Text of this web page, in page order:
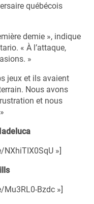
québécois
demie », indique
« À l’attaque,
»
jeux et ils avaient
Nous avons
et nous
»]
Bzdc »]